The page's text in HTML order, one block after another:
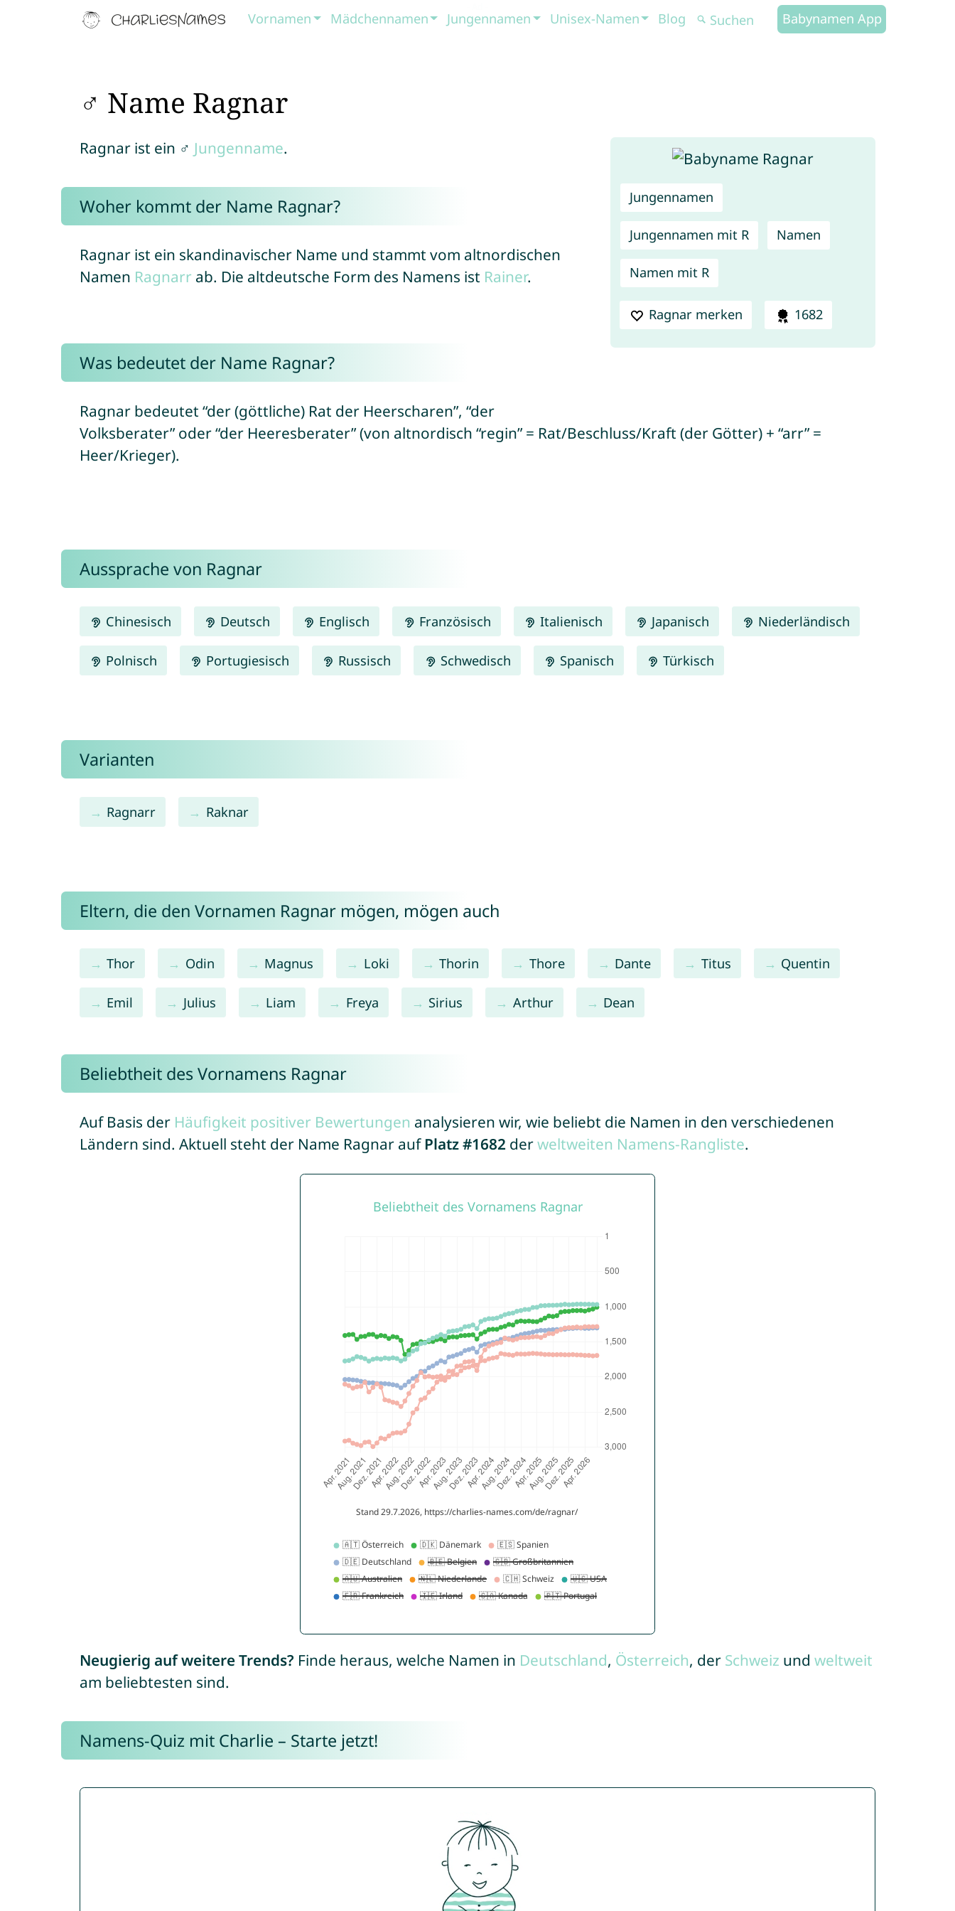
Vornamen Mädchennamen Jungennamen Unisex-Namen Blog Babynamen App
♂ Name Ragnar
Jungennamen
Jungennamen mit R Namen
Namen mit R
Ragnar merken 1682
Ragnar ist ein ♂ Jungenname.
Woher kommt der Name Ragnar?
Ragnar ist ein skandinavischer Name und stammt vom altnordischen
Namen Ragnarr ab. Die altdeutsche Form des Namens ist Rainer.
Was bedeutet der Name Ragnar?
Ragnar bedeutet “der (göttliche) Rat der Heerscharen”, “der
Volksberater” oder “der Heeresberater” (von altnordisch “regin” = Rat/Beschluss/Kraft (der Götter) + “arr” =
Heer/Krieger).
Aussprache von Ragnar
Chinesisch Deutsch Englisch Französisch Italienisch Japanisch Niederländisch
Polnisch Portugiesisch Russisch Schwedisch Spanisch Türkisch
Varianten
Ragnarr Raknar
Eltern, die den Vornamen Ragnar mögen, mögen auch
Thor Odin Magnus Loki Thorin Thore Dante Titus Quentin
Emil Julius Liam Freya Sirius Arthur Dean
Beliebtheit des Vornamens Ragnar
Auf Basis der Häufigkeit positiver Bewertungen analysieren wir, wie beliebt die Namen in den verschiedenen
Ländern sind. Aktuell steht der Name Ragnar auf Platz #1682 derweltweiten Namens-Rangliste.
Neugierig auf weitere Trends? Finde heraus, welche Namen in Deutschland, Österreich, der Schweiz und weltweit
am beliebtesten sind.
Namens-Quiz mit Charlie – Starte jetzt!